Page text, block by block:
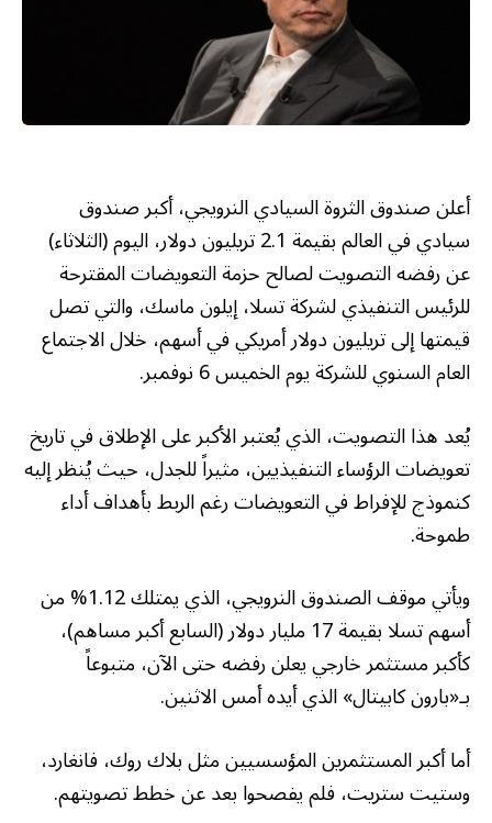
أعلن صندوق الثروة السيادي النرويجي، أكبر صندوق
سيادي في العالم بقيمة 2.1 تريليون دولار، اليوم (الثلاثاء)
عن رفضه التصويت لصالح حزمة التعويضات المقترحة
للرئيس التنفيذي لشركة تسلا، إيلون ماسك، والتي تصل
قيمتها إلى تريليون دولار أمريكي في أسهم، خلال الاجتماع
العام السنوي للشركة يوم الخميس 6 نوفمبر.
يُعد هذا التصويت، الذي يُعتبر الأكبر على الإطلاق في تاريخ
تعويضات الرؤساء التنفيذيين، مثيراً للجدل، حيث يُنظر إليه
كنموذج للإفراط في التعويضات رغم الربط بأهداف أداء
طموحة.
ويأتي موقف الصندوق النرويجي، الذي يمتلك 1.12% من
أسهم تسلا بقيمة 17 مليار دولار (السابع أكبر مساهم)،
كأكبر مستثمر خارجي يعلن رفضه حتى الآن، متبوعاً
بـ«بارون كابيتال» الذي أيده أمس الاثنين.
أما أكبر المستثمرين المؤسسيين مثل بلاك روك، فانغارد،
وستيت ستريت، فلم يفصحوا بعد عن خطط تصويتهم.